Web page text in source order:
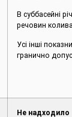
В суббасейні
речовин
Усі інші
гранично
Не надходило